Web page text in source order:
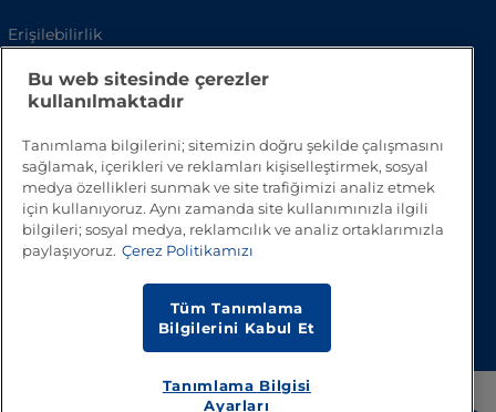
Erişilebilirlik
SSSBu web sitesinde çerezler
kullanılmaktadır
Tanımlama bilgilerini; sitemizin doğru şekilde çalışmasını
sağlamak, içerikleri ve reklamları kişiselleştirmek, sosyal
medya özellikleri sunmak ve site trafiğimizi analiz etmek
için kullanıyoruz. Aynı zamanda site kullanımınızla ilgili
bilgileri; sosyal medya, reklamcılık ve analiz ortaklarımızla
paylaşıyoruz. Çerez Politikamızı
Tüm Tanımlama
Bilgilerini Kabul Et
Tanımlama Bilgisi
Ayarları